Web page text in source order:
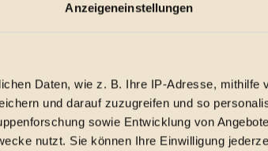
Anzeigeneinstellungen
Daten, wie z. B. Ihre IP-Adresse, mithilfe
und darauf zuzugreifen und so
sowie Entwicklung von
nutzt. Sie können Ihre Einwilligung